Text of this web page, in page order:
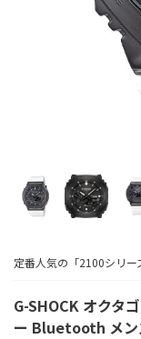
G-SHOCK オクタ
ー Bluetooth メン
定番人気の「2100シリー